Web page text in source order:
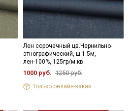
Лен сорочечный цв.Чернильно-
этнографический, ш.1.5м,
лен-100%, 125гр/м.кв
1000 руб. 1250 руб.
Только онлайн-заказ